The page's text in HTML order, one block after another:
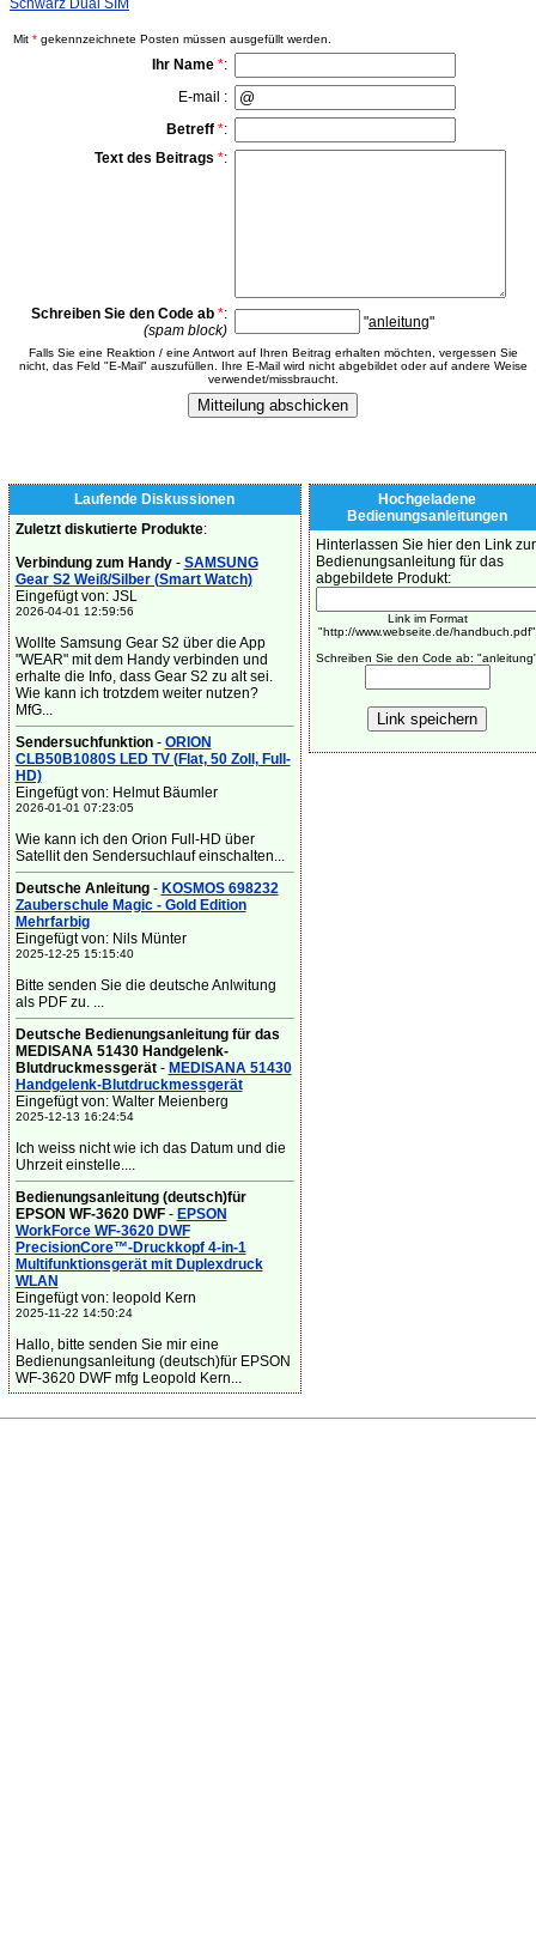
Schwarz Dual SIM
Mit * gekennzeichnete Posten müssen ausgefüllt werden.
Ihr Name *:
E-mail :
Betreff *:
Text des Beitrags *:
Schreiben Sie den Code ab *:
(spam block)
"anleitung"
Falls Sie eine Reaktion / eine Antwort auf Ihren Beitrag erhalten möchten, vergessen Sie
nicht, das Feld "E-Mail" auszufüllen. Ihre E-Mail wird nicht abgebildet oder auf andere Weise
verwendet/missbraucht.
Laufende Diskussionen
Zuletzt diskutierte Produkte:
Verbindung zum Handy- SAMSUNG
Gear S2 Weiß/Silber (Smart Watch)
Eingefügt von: JSL
2026-04-01 12:59:56
Wollte Samsung Gear S2 über die App
"WEAR" mit dem Handy verbinden und
erhalte die Info, dass Gear S2 zu alt sei.
Wie kann ich trotzdem weiter nutzen?
MfG...
Sendersuchfunktion- ORION
CLB50B1080S LED TV (Flat, 50 Zoll, Full-
HD)
Eingefügt von: Helmut Bäumler
2026-01-01 07:23:05
Wie kann ich den Orion Full-HD über
Satellit den Sendersuchlauf einschalten...
Deutsche Anleitung- KOSMOS 698232
Zauberschule Magic - Gold Edition
Mehrfarbig
Eingefügt von: Nils Münter
2025-12-25 15:15:40
Bitte senden Sie die deutsche Anlwitung
als PDF zu. ...
Deutsche Bedienungsanleitung für das
MEDISANA 51430 Handgelenk-
Blutdruckmessgerät- MEDISANA 51430
Handgelenk-Blutdruckmessgerät
Eingefügt von: Walter Meienberg
2025-12-13 16:24:54
Ich weiss nicht wie ich das Datum und die
Uhrzeit einstelle....
Bedienungsanleitung (deutsch)für
EPSON WF-3620 DWF- EPSON
WorkForce WF-3620 DWF
PrecisionCore™-Druckkopf 4-in-1
Multifunktionsgerät mit Duplexdruck
WLAN
Eingefügt von: leopold Kern
2025-11-22 14:50:24
Hallo, bitte senden Sie mir eine
Bedienungsanleitung (deutsch)für EPSON
WF-3620 DWF mfg Leopold Kern...
Hochgeladene
Bedienungsanleitungen
Hinterlassen Sie hier den Link zur
Bedienungsanleitung für das
abgebildete Produkt:
Link im Format
"http://www.webseite.de/handbuch.pdf"
Schreiben Sie den Code ab: